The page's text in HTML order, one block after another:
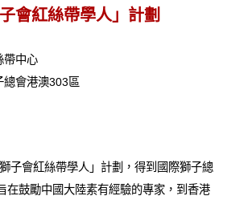
會紅絲帶學人」計劃
帶中心
總會港澳303區
子會紅絲帶學人」計劃，得到國際獅子總
在鼓勵中國大陸素有經驗的專家，到香港